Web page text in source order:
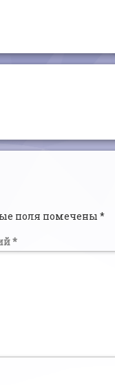
поля помечены*
*